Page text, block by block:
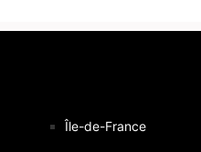
Île-de-France